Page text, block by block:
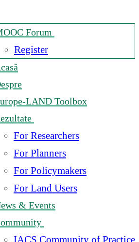
Forum
Register
LAND Toolbox
For Researchers
For Planners
For Policymakers
For Land Users
& Events
IACS Community of Practice